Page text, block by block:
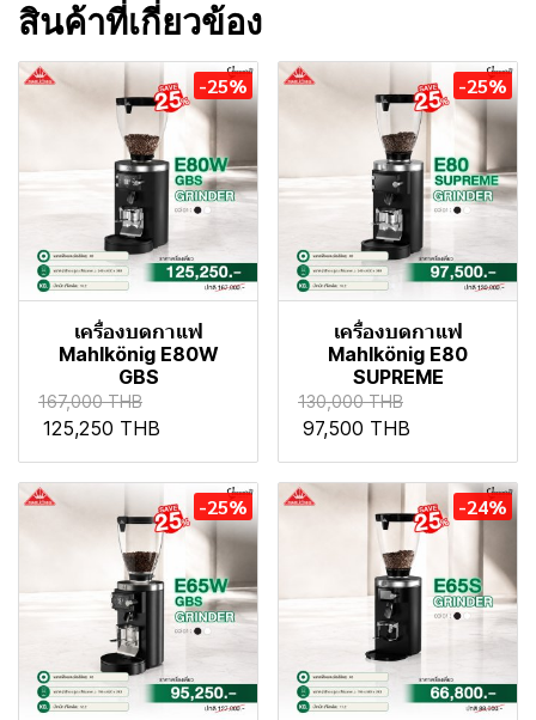
สินค้าที่เกี่ยวข้อง
-25%
เครื่องบดกาแฟ
Mahlkönig E80W
GBS
167,000 THB
125,250 THB
-25%
เครื่องบดกาแฟ
Mahlkönig E80
SUPREME
130,000 THB
97,500 THB
-25% -24%